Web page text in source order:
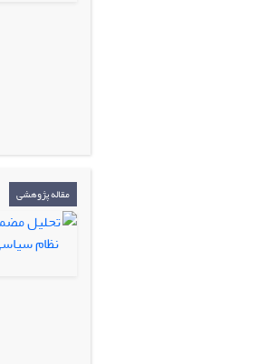
مقاله پژوهشی